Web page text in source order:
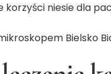
korzyści niesie dla
Bielsko